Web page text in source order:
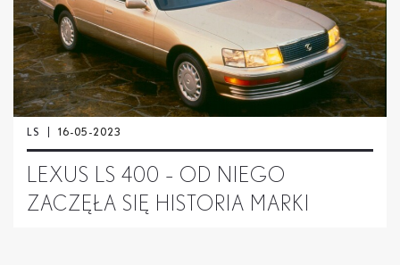
LS 16-05-2023
LEXUS LS 400 – OD NIEGO
ZACZĘŁA SIĘ HISTORIA MARKI